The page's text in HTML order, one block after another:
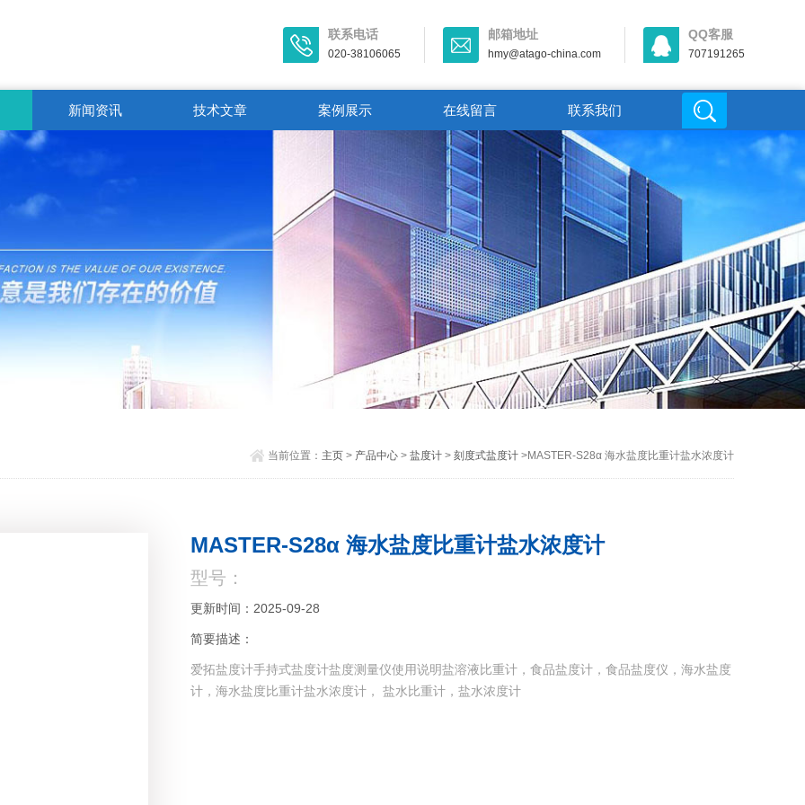
联系电话
020-38106065
邮箱地址
hmy@atago-china.com
QQ客服
707191265
新闻资讯 技术文章 案例展示 在线留言 联系我们
当前位置： 主页> 产品中心> 盐度计> 刻度式盐度计>MASTER-S28α 海水盐度比重计盐水浓度计
MASTER-S28α 海水盐度比重计盐水浓度计
型号：
更新时间：2025-09-28
简要描述：
爱拓盐度计手持式盐度计盐度测量仪使用说明盐溶液比重计，食品盐度计，食品盐度仪，海水盐度
计，海水盐度比重计盐水浓度计， 盐水比重计，盐水浓度计